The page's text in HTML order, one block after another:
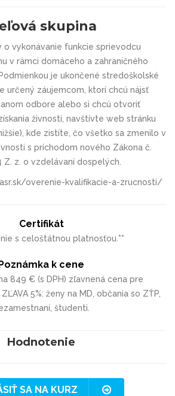
skupina
o vykonávanie funkcie sprievodcu
v rámci domáceho a zahraničného
je ukončené stredoškolské
určený záujemcom, ktorí chcú nájsť
odbore alebo si chcú otvoriť
živnosti, navštívte web stránku
kde zistíte, čo všetko sa zmenilo v
s príchodom nového Zákona č.
z. o vzdelávaní dospelých.
overenie-kvalifikacie-a-zrucnosti/
Certifikát
s celoštátnou platnosťou.**
k cene
849 € (s DPH) zľavnená cena pre
5%: ženy na MD, občania so ZŤP,
študenti.
Hodnotenie
SA NA KURZ